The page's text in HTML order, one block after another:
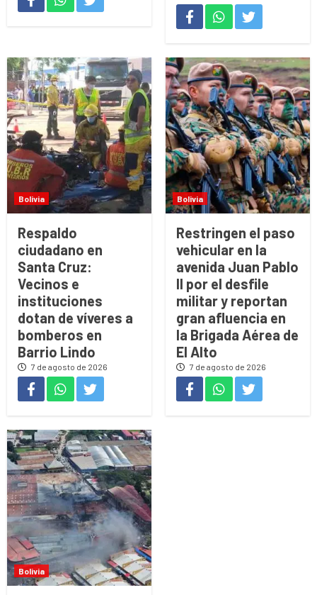
Bolivia
Respaldo
ciudadano en
Santa Cruz:
Vecinos e
instituciones
dotan de víveres a
bomberos en
Barrio Lindo
7 de agosto de 2026
Bolivia
Restringen el paso
vehicular en la
avenida Juan Pablo
II por el desfile
militar y reportan
gran afluencia en
la Brigada Aérea de
El Alto
7 de agosto de 2026
Bolivia